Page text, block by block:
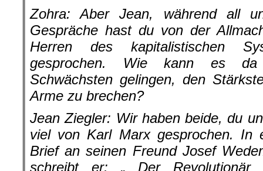
Zohra:Aber Jean, während all
Gespräche hast du von der
Herren des kapitalistischen
gesprochen. Wie kann es
Schwächsten gelingen, den
Arme zu brechen?
Jean Ziegler: Wir haben beide, du
viel von Karl Marx gesprochen. In
Brief an seinen Freund Josef
schreibt er: „ Der Revolutionär